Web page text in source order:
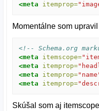
<meta
itemprop=
Momentálne som
<!-- Schema.org
<meta
itemscope=
<meta
itemprop=
<meta
itemprop=
<meta
itemprop=
Skúšal som aj